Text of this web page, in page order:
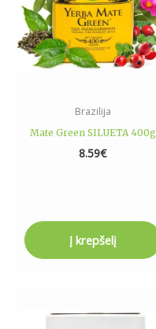
Brazilija
Mate Green SILUETA 400g
8.59€
Į krepšelį